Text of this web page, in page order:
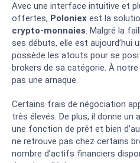
Avec une interface intuitive et
offertes, Poloniex est la
crypto-monnaies. Malgré la
ses débuts, elle est aujourd’hui
possède les atouts pour se
brokers de sa catégorie. À notre
pas une arnaque.
Certains frais de négociation
très élevés. De plus, il donne un
une fonction de prêt et bien
ne retrouve pas chez certains
nombre d’actifs financiers